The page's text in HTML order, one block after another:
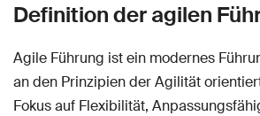
Definition der agilen
Agile Führung ist ein modernes
an den Prinzipien der Agilität
Fokus auf Flexibilität,